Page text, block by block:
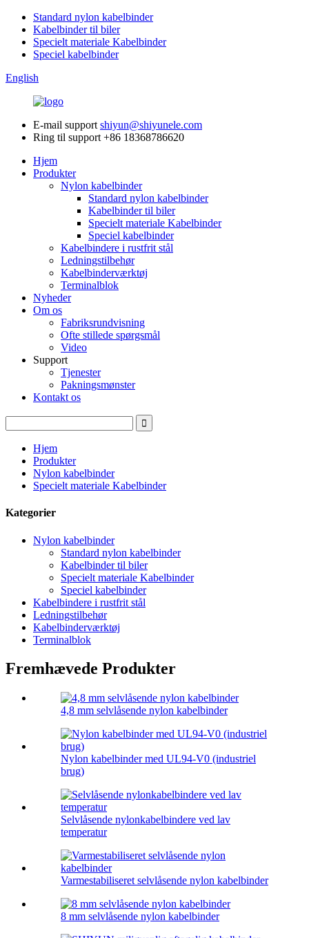
Standard nylon kabelbinder
Kabelbinder til biler
Specielt materiale Kabelbinder
Speciel kabelbinder
English
E-mail support shiyun@shiyunele.com
Ring til support +86 18368786620
Hjem
Produkter
Nylon kabelbinder
Standard nylon kabelbinder
Kabelbinder til biler
Specielt materiale Kabelbinder
Speciel kabelbinder
Kabelbindere i rustfrit stål
Ledningstilbehør
Kabelbinderværktøj
Terminalblok
Nyheder
Om os
Fabriksrundvisning
Ofte stillede spørgsmål
Video
Support
Tjenester
Pakningsmønster
Kontakt os
Hjem
Produkter
Nylon kabelbinder
Specielt materiale Kabelbinder
Kategorier
Nylon kabelbinder
Standard nylon kabelbinder
Kabelbinder til biler
Specielt materiale Kabelbinder
Speciel kabelbinder
Kabelbindere i rustfrit stål
Ledningstilbehør
Kabelbinderværktøj
Terminalblok
Fremhævede Produkter
4,8 mm selvlåsende nylon kabelbinder
Nylon kabelbinder med UL94-V0 (industriel
brug)
Selvlåsende nylonkabelbindere ved lav
temperatur
Varmestabiliseret selvlåsende nylon kabelbinder
8 mm selvlåsende nylon kabelbinder